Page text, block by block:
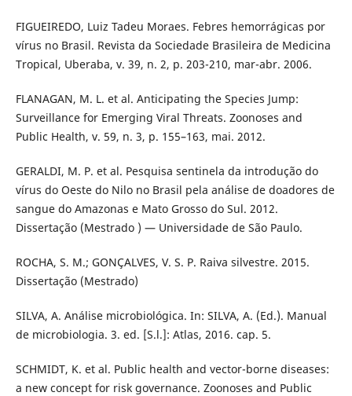
FIGUEIREDO, Luiz Tadeu Moraes. Febres hemorrágicas por
vírus no Brasil. Revista da Sociedade Brasileira de Medicina
Tropical, Uberaba, v. 39, n. 2, p. 203-210, mar-abr. 2006.
FLANAGAN, M. L. et al. Anticipating the Species Jump:
Surveillance for Emerging Viral Threats. Zoonoses and
Public Health, v. 59, n. 3, p. 155–163, mai. 2012.
GERALDI, M. P. et al. Pesquisa sentinela da introdução do
vírus do Oeste do Nilo no Brasil pela análise de doadores de
sangue do Amazonas e Mato Grosso do Sul. 2012.
Dissertação (Mestrado ) — Universidade de São Paulo.
ROCHA, S. M.; GONÇALVES, V. S. P. Raiva silvestre. 2015.
Dissertação (Mestrado)
SILVA, A. Análise microbiológica. In: SILVA, A. (Ed.). Manual
de microbiologia. 3. ed. [S.l.]: Atlas, 2016. cap. 5.
SCHMIDT, K. et al. Public health and vector-borne diseases:
a new concept for risk governance. Zoonoses and Public